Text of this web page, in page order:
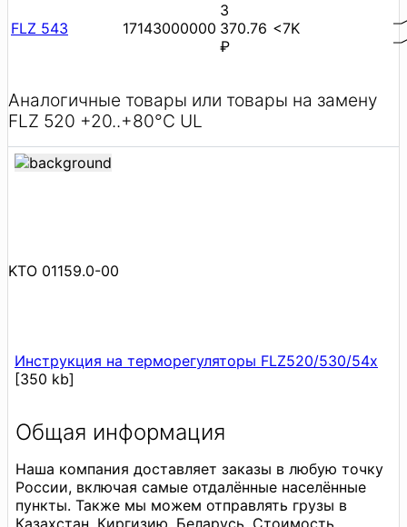
FLZ 543 17143000000
3
370.76
₽
<7K
Аналогичные товары или товары на замену
FLZ 520 +20..+80°C UL
KTO 01159.0-00
Инструкция на терморегуляторы FLZ520/530/54x
[350 kb]